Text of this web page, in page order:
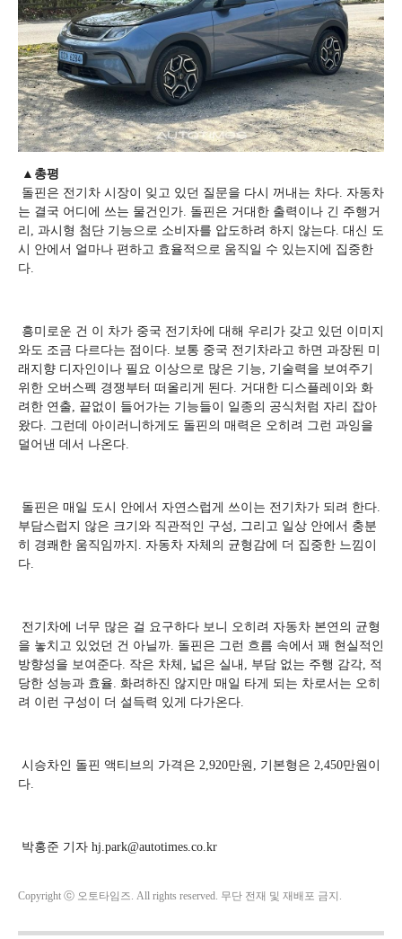
▲총평
돌핀은 전기차 시장이 잊고 있던 질문을 다시 꺼내는 차다. 자동차
는 결국 어디에 쓰는 물건인가. 돌핀은 거대한 출력이나 긴 주행거
리, 과시형 첨단 기능으로 소비자를 압도하려 하지 않는다. 대신 도
시 안에서 얼마나 편하고 효율적으로 움직일 수 있는지에 집중한
다.
흥미로운 건 이 차가 중국 전기차에 대해 우리가 갖고 있던 이미지
와도 조금 다르다는 점이다. 보통 중국 전기차라고 하면 과장된 미
래지향 디자인이나 필요 이상으로 많은 기능, 기술력을 보여주기
위한 오버스펙 경쟁부터 떠올리게 된다. 거대한 디스플레이와 화
려한 연출, 끝없이 들어가는 기능들이 일종의 공식처럼 자리 잡아
왔다. 그런데 아이러니하게도 돌핀의 매력은 오히려 그런 과잉을
덜어낸 데서 나온다.
돌핀은 매일 도시 안에서 자연스럽게 쓰이는 전기차가 되려 한다.
부담스럽지 않은 크기와 직관적인 구성, 그리고 일상 안에서 충분
히 경쾌한 움직임까지. 자동차 자체의 균형감에 더 집중한 느낌이
다.
전기차에 너무 많은 걸 요구하다 보니 오히려 자동차 본연의 균형
을 놓치고 있었던 건 아닐까. 돌핀은 그런 흐름 속에서 꽤 현실적인
방향성을 보여준다. 작은 차체, 넓은 실내, 부담 없는 주행 감각, 적
당한 성능과 효율. 화려하진 않지만 매일 타게 되는 차로서는 오히
려 이런 구성이 더 설득력 있게 다가온다.
시승차인 돌핀 액티브의 가격은 2,920만원, 기본형은 2,450만원이
다.
박홍준 기자 hj.park@autotimes.co.kr
Copyright ⓒ 오토타임즈. All rights reserved. 무단 전재 및 재배포 금지.